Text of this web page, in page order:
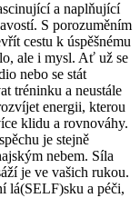
a naplňující
S porozuměním
cestu k úspěšnému
ale i mysl. Ať už se
nebo se stát
tréninku a neustále
energii, kterou
klidu a rovnováhy.
je stejně
nebem. Síla
je ve vašich rukou.
lá(SELF)sku a péči,